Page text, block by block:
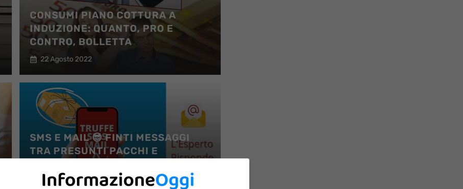
CONSUMI PIANO COTTURA A
INDUZIONE: QUANTO, PRO E
CONTRO, BOLLETTA
22 Agosto 2022
SMS E MAIL 😎 FINTI MESSAGGI
TRA PRESUNTI PACCHI E
TRAPPOLA